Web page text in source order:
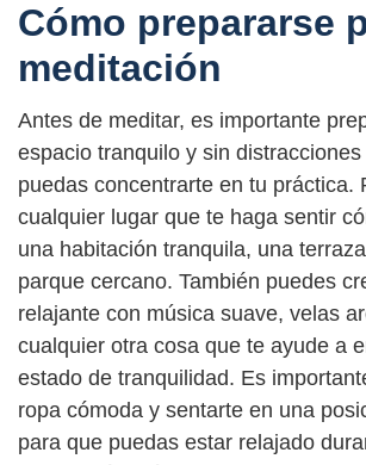
Cómo prepararse
meditación
Antes de meditar, es importante
espacio tranquilo y sin
puedas concentrarte en tu práctica.
cualquier lugar que te haga sentir
una habitación tranquila, una
parque cercano. También puedes
relajante con música suave, velas
cualquier otra cosa que te ayude a
estado de tranquilidad. Es
ropa cómoda y sentarte en una
para que puedas estar relajado